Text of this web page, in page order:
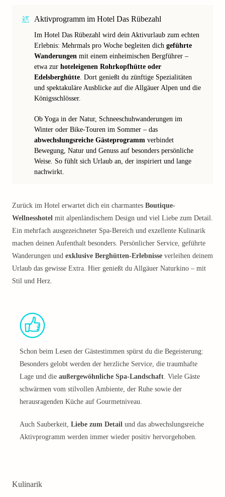
Aktivprogramm im Hotel Das Rübezahl
Im Hotel Das Rübezahl wird dein Aktivurlaub zum echten
Erlebnis: Mehrmals pro Woche begleiten dich geführte
Wanderungen mit einem einheimischen Bergführer –
etwa zur hoteleigenen Rohrkopfhütte oder
Edelsberghütte. Dort genießt du zünftige Spezialitäten
und spektakuläre Ausblicke auf die Allgäuer Alpen und die
Königsschlösser.
Ob Yoga in der Natur, Schneeschuhwanderungen im
Winter oder Bike-Touren im Sommer – das
abwechslungsreiche Gästeprogramm verbindet
Bewegung, Natur und Genuss auf besonders persönliche
Weise. So fühlt sich Urlaub an, der inspiriert und lange
nachwirkt.
Zurück im Hotel erwartet dich ein charmantes Boutique-
Wellnesshotel mit alpenländischem Design und viel Liebe zum Detail.
Ein mehrfach ausgezeichneter Spa-Bereich und exzellente Kulinarik
machen deinen Aufenthalt besonders. Persönlicher Service, geführte
Wanderungen und exklusive Berghütten-Erlebnisse verleihen deinem
Urlaub das gewisse Extra. Hier genießt du Allgäuer Naturkino – mit
Stil und Herz.
Schon beim Lesen der Gästestimmen spürst du die Begeisterung:
Besonders gelobt werden der herzliche Service, die traumhafte
Lage und die außergewöhnliche Spa-Landschaft. Viele Gäste
schwärmen vom stilvollen Ambiente, der Ruhe sowie der
herausragenden Küche auf Gourmetniveau.
Auch Sauberkeit, Liebe zum Detail und das abwechslungsreiche
Aktivprogramm werden immer wieder positiv hervorgehoben.
Kulinarik